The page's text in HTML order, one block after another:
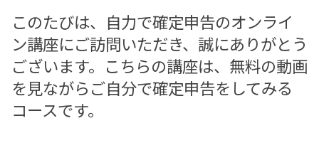
このたびは、自力で確定申告のオンライ
ン講座にご訪問いただき、誠にありがとう
ございます。こちらの講座は、無料の動画
を見ながらご自分で確定申告をしてみる
コースです。